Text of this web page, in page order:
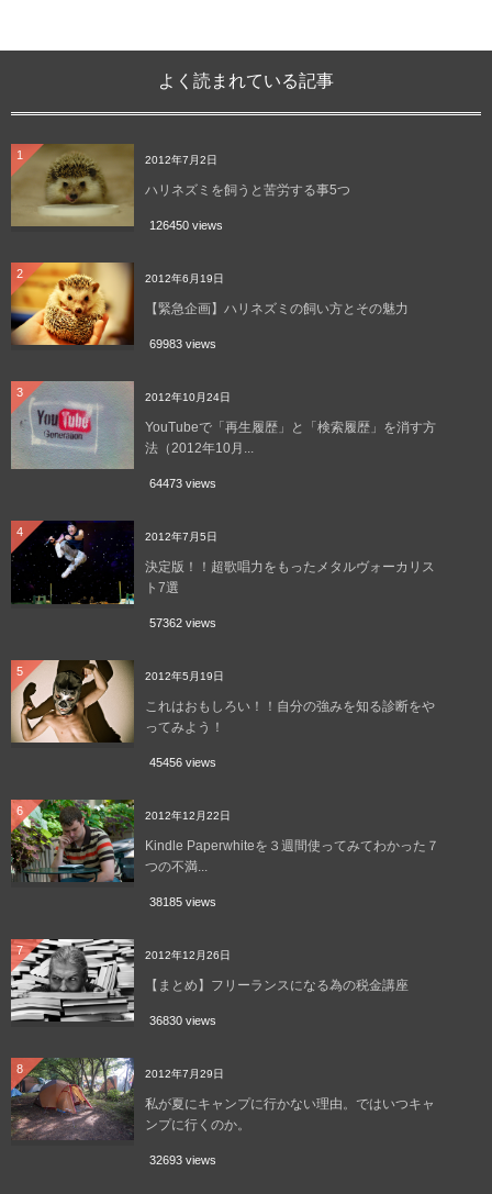
よく読まれている記事
1 2012年7月2日
ハリネズミを飼うと苦労する事5つ
126450 views
2 2012年6月19日
【緊急企画】ハリネズミの飼い方とその魅力
69983 views
3 2012年10月24日
YouTubeで「再生履歴」と「検索履歴」を消す方
法（2012年10月...
64473 views
4 2012年7月5日
決定版！！超歌唱力をもったメタルヴォーカリス
ト7選
57362 views
5 2012年5月19日
これはおもしろい！！自分の強みを知る診断をや
ってみよう！
45456 views
6 2012年12月22日
Kindle Paperwhiteを３週間使ってみてわかった７
つの不満...
38185 views
7 2012年12月26日
【まとめ】フリーランスになる為の税金講座
36830 views
8 2012年7月29日
私が夏にキャンプに行かない理由。ではいつキャ
ンプに行くのか。
32693 views